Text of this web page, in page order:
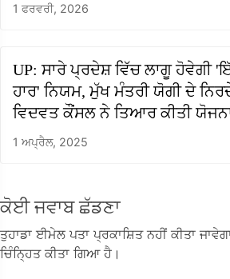
1 ਫਰਵਰੀ, 2026
UP: ਸਾਰੇ ਪ੍ਰਦੇਸ਼ ਵਿੱਚ ਲਾਗੂ ਹੋਵੇਗੀ
ਹਾਰ' ਨਿਯਮ, ਮੁੱਖ ਮੰਤਰੀ ਯੋਗੀ ਦੇ
ਵਿਦਵਤ ਕੌਂਸਲ ਨੇ ਤਿਆਰ ਕੀਤੀ
1 ਅਪ੍ਰੈਲ, 2025
ਕੋਈ ਜਵਾਬ ਛੱਡਣਾ
ਤੁਹਾਡਾ ਈਮੇਲ ਪਤਾ ਪ੍ਰਕਾਸ਼ਿਤ ਨਹੀਂ ਕੀਤਾ
ਚਿੰਨ੍ਹਿਤ ਕੀਤਾ ਗਿਆ ਹੈ।